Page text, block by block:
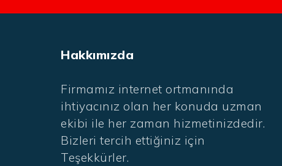
Hakkımızda
Firmamız internet ortmanında
ihtiyacınız olan her konuda uzman
ekibi ile her zaman hizmetinizdedir.
Bizleri tercih ettiğiniz için
Teşekkürler.